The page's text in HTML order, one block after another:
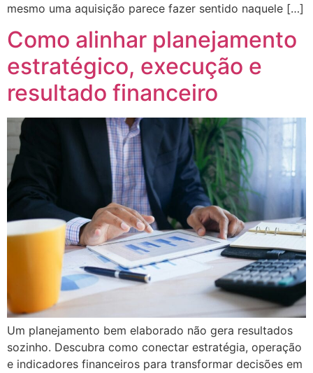
mesmo uma aquisição parece fazer sentido naquele […]
Como alinhar planejamento
estratégico, execução e
resultado financeiro
Um planejamento bem elaborado não gera resultados
sozinho. Descubra como conectar estratégia, operação
e indicadores financeiros para transformar decisões em